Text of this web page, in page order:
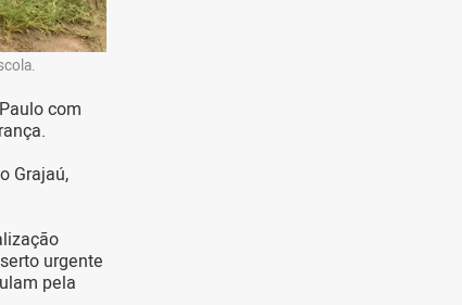
com
Grajaú,
urgente
pela